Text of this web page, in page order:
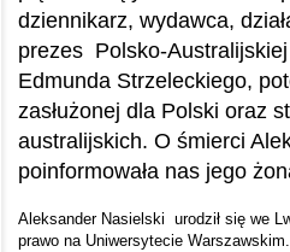
dziennikarz, wydawca,
prezes Polsko-Australijskiej
Edmunda Strzeleckiego,
zasłużonej dla Polski oraz
australijskich. O śmierci
poinformowała nas jego
Aleksander Nasielski urodził się we
prawo na Uniwersytecie